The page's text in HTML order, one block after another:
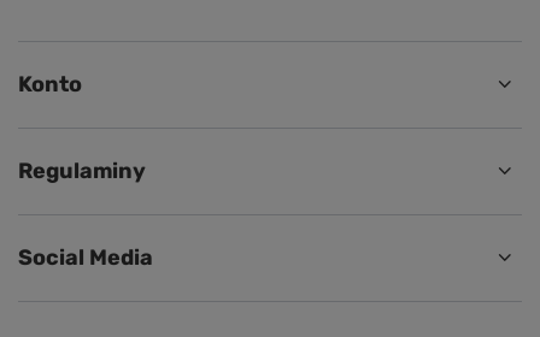
Konto
Regulaminy
Social Media